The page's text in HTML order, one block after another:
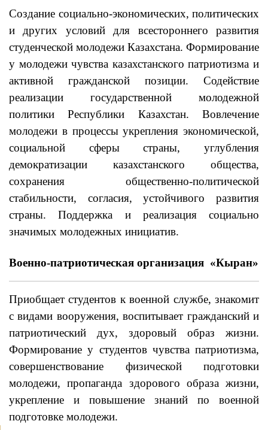
Создание социально-экономических, политических
и других условий для всестороннего развития
студенческой молодежи Казахстана. Формирование
у молодежи чувства казахстанского патриотизма и
активной гражданской позиции. Содействие
реализации государственной молодежной
политики Республики Казахстан. Вовлечение
молодежи в процессы укрепления экономической,
социальной сферы страны, углубления
демократизации казахстанского общества,
сохранения общественно-политической
стабильности, согласия, устойчивого развития
страны. Поддержка и реализация социально
значимых молодежных инициатив.
Военно-патриотическая организация «Кыран»
Приобщает студентов к военной службе, знакомит
с видами вооружения, воспитывает гражданский и
патриотический дух, здоровый образ жизни.
Формирование у студентов чувства патриотизма,
совершенствование физической подготовки
молодежи, пропаганда здорового образа жизни,
укрепление и повышение знаний по военной
подготовке молодежи.